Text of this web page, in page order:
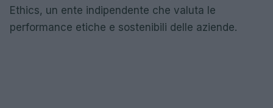
Ethics, un ente indipendente che valuta le
performance etiche e sostenibili delle aziende.